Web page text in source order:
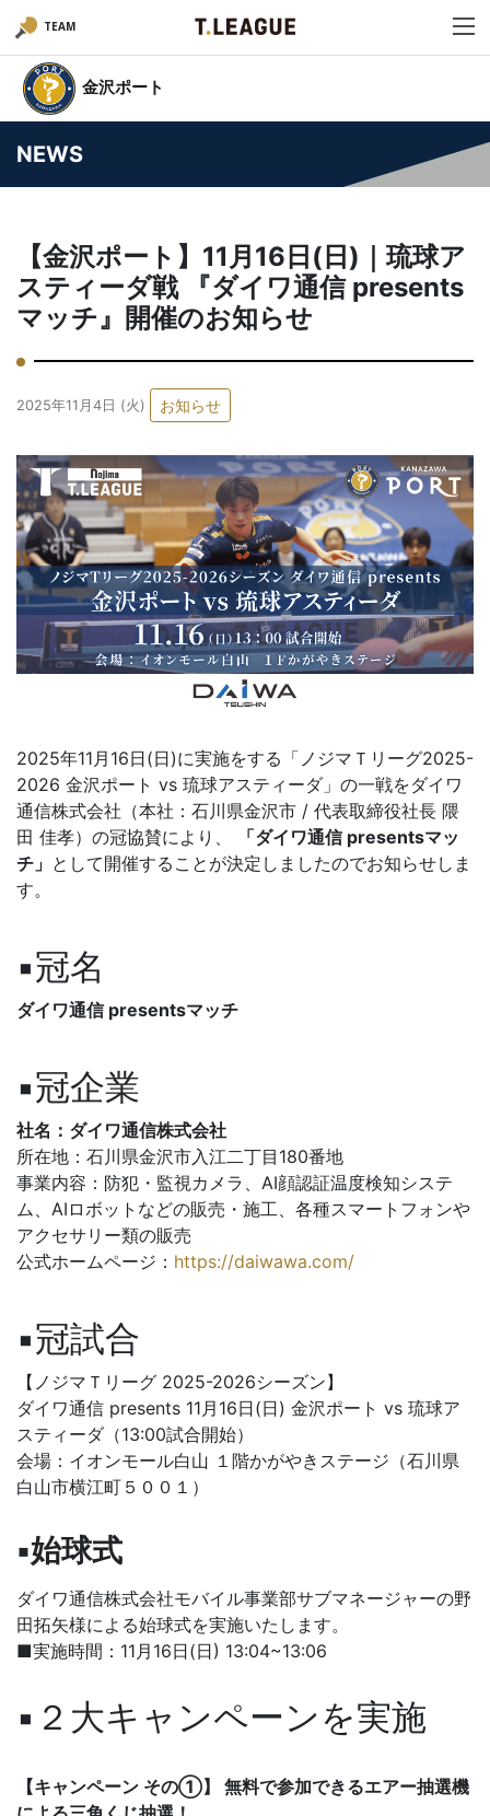
TEAM
金沢ポート
NEWS
【金沢ポート】11月16日(日)｜琉球ア
スティーダ戦 『ダイワ通信 presents
マッチ』開催のお知らせ
2025年11月4日 (火) お知らせ
2025年11月16日(日)に実施をする「ノジマＴリーグ2025-
2026 金沢ポート vs 琉球アスティーダ」の一戦をダイワ
通信株式会社（本社：石川県金沢市 / 代表取締役社長 隈
田 佳孝）の冠協賛により、
「ダイワ通信 presentsマッ
チ」 として開催することが決定しましたのでお知らせしま
す。
▪冠名
ダイワ通信 presentsマッチ
▪冠企業
社名：ダイワ通信株式会社
所在地：石川県金沢市入江二丁目180番地
事業内容：防犯・監視カメラ、AI顔認証温度検知システ
ム、AIロボットなどの販売・施工、各種スマートフォンや
アクセサリー類の販売
公式ホームページ： https://daiwawa.com/
▪冠試合
【ノジマＴリーグ 2025-2026シーズン】
ダイワ通信 presents 11月16日(日) 金沢ポート vs 琉球ア
スティーダ（13:00試合開始）
会場：イオンモール白山 １階かがやきステージ（石川県
白山市横江町５００１）
▪始球式
ダイワ通信株式会社モバイル事業部サブマネージャーの野
田拓矢様による始球式を実施いたします。
■実施時間：11月16日(日) 13:04~13:06
▪２大キャンペーンを実施
【キャンペーン その①】 無料で参加できるエアー抽選機